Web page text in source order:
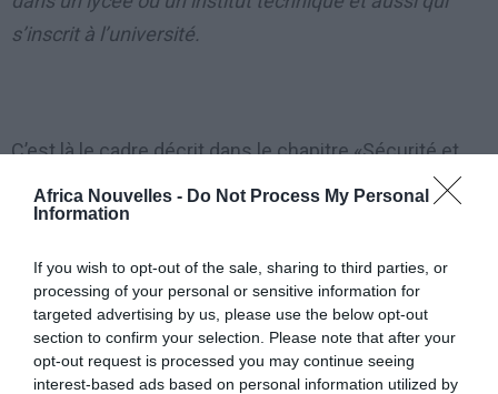
Africa Nouvelles - Do Not Process My Personal
Information
If you wish to opt-out of the sale, sharing to third parties, or
processing of your personal or sensitive information for
targeted advertising by us, please use the below opt-out
section to confirm your selection. Please note that after your
opt-out request is processed you may continue seeing
interest-based ads based on personal information utilized by
s’inscrit à l’université.
C’est là le cadre décrit dans le chapitre «Sécurité et
citoyenneté» du 50ème Rapport CENSIS sur la
situation sociale du pays, qui met «le modèle italien
En janvier 2016, les mineurs étrangers résidant en
Italie étaient 1.065.811 dont 748.000 nés en Italie et
317.000 à l’étranger. L’école est certainement un des